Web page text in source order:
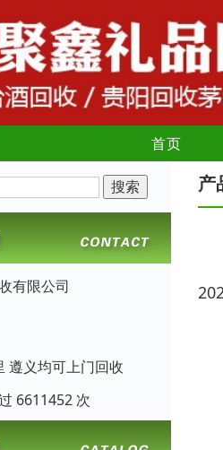
首页
有限公司
遵义均可上门回收
6611452 次
产